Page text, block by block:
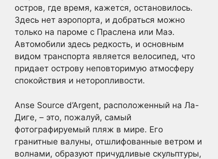
остров, где время, кажется, остановилось.
Здесь нет аэропорта, и добраться можно
только на пароме с Праслена или Маэ.
Автомобили здесь редкость, и основным
видом транспорта является велосипед, что
придает острову неповторимую атмосферу
спокойствия и неторопливости.
Anse Source d’Argent, расположенный на Ла-
Диге, – это, пожалуй, самый
фотографируемый пляж в мире. Его
гранитные валуны, отшлифованные ветром и
волнами, образуют причудливые скульптуры,